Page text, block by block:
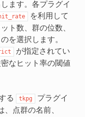
ます。各プラグイ
を利用して
ト数、群の位数、
を選択します。
が指定されてい
なヒット率の閾値
る tkpg
プラグイ
、点群の名前、